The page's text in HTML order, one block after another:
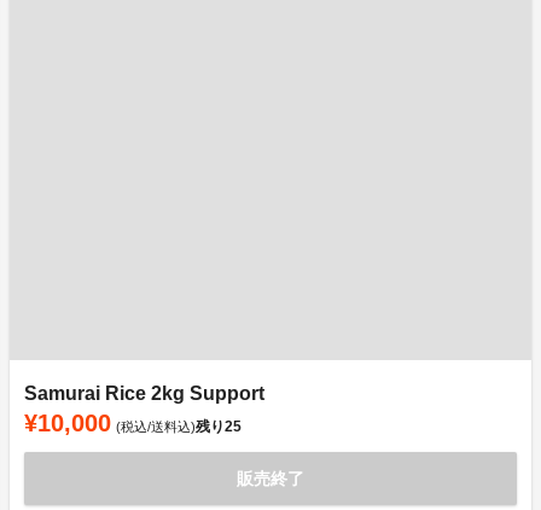
Samurai Rice 2kg Support
¥10,000 (税込/送料込)残り25
販売終了